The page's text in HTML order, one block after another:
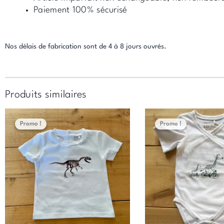
Paiement 100% sécurisé
Nos délais de fabrication sont de 4 à 8 jours ouvrés.
Produits similaires
Promo !
Promo !
Le
prix
initial
était :
25,00 €.
Le
prix
actuel
est :
22,00 €.
Promo !
Promo !
prix
initial
était :
26,00 €.
Le
prix
actuel
est :
17,00 €.